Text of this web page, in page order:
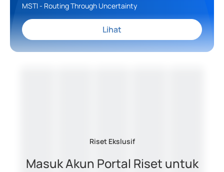
MSTI - Routing Through Uncertainty
Lihat
Riset Ekslusif
Masuk Akun Portal Riset untuk